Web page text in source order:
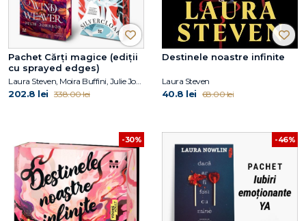
Pachet Cărți magice (ediții
cu sprayed edges)
Laura Steven, Moira Buffini, Julie Johnson, L.K.Steven
202.8 lei 338.00 lei
Destinele noastre infinite
Laura Steven
40.8 lei 68.00 lei
-30% -46%